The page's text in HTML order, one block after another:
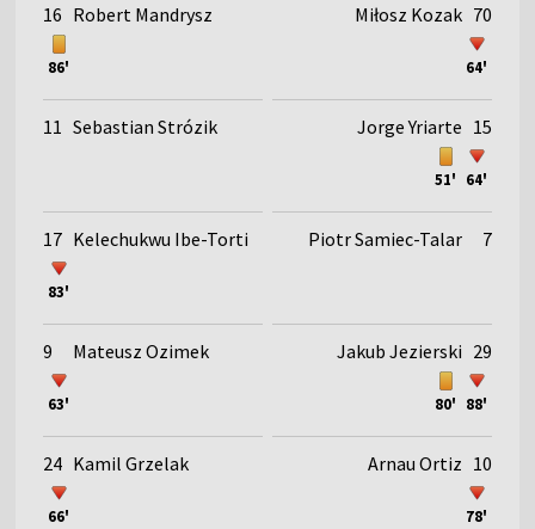
16 Robert Mandrysz
86'
11 Sebastian Strózik
17 Kelechukwu Ibe-Torti
83'
9 Mateusz Ozimek
63'
24 Kamil Grzelak
66'
64'
Miłosz Kozak 70
51' 64'
Jorge Yriarte 15
Piotr Samiec-Talar 7
80' 88'
Jakub Jezierski 29
78'
Arnau Ortiz 10